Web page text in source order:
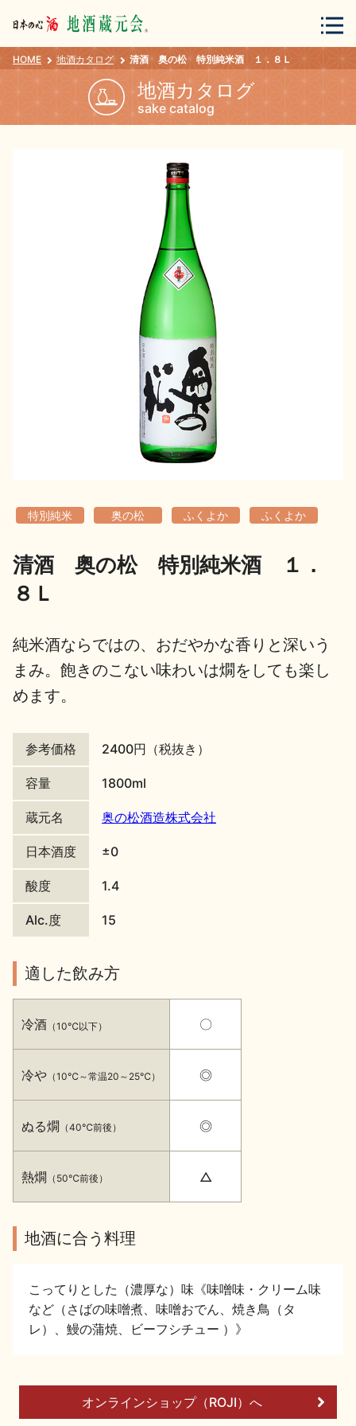
会員登録 ログイン
地酒カタログ
地酒解体新書
地酒川柳
日本酒の楽しみ方特集
地酒・イベント情報
イベント情報TOP 新商品・おすすめ商品
季節の商品 イベント情報
地酒蔵元会WEB展示会 地酒蔵元会利酒会
美味しい地酒の選び方
地酒蔵元会とは
HOME 地酒カタログ 清酒 奥の松 特別純米酒 １．８Ｌ
地酒カタログ
sake catalog
特別純米 奥の松 ふくよか ふくよか
清酒 奥の松 特別純米酒 １．
８Ｌ
純米酒ならではの、おだやかな香りと深いう
まみ。飽きのこない味わいは燗をしても楽し
めます。
参考価格 2400円（税抜き）
容量 1800ml
蔵元名 奥の松酒造株式会社
日本酒度 ±0
酸度 1.4
Alc.度 15
適した飲み方
冷酒 （10℃以下）
冷や （10℃～常温20～25℃）
ぬる燗 （40℃前後）
熱燗 （50℃前後）
〇
◎
◎
△
地酒に合う料理
こってりとした（濃厚な）味《味噌味・クリーム味
など（さばの味噌煮、味噌おでん、焼き鳥（タ
レ）、鰻の蒲焼、ビーフシチュー ）》
オンラインショップ（ROJI）へ